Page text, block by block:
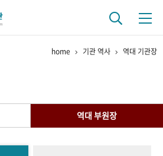
home 기관 역사 역대 기관장
역대 부원장